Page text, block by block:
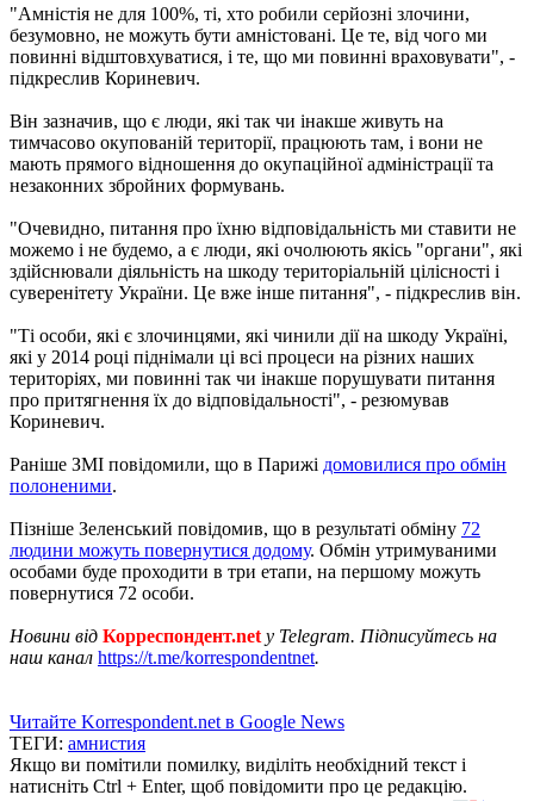
"Амністія не для 100%, ті, хто робили серйозні злочини,
безумовно, не можуть бути амністовані. Це те, від чого ми
повинні відштовхуватися, і те, що ми повинні враховувати", -
підкреслив Кориневич.
Він зазначив, що є люди, які так чи інакше живуть на
тимчасово окупованій території, працюють там, і вони не
мають прямого відношення до окупаційної адміністрації та
незаконних збройних формувань.
"Очевидно, питання про їхню відповідальність ми ставити не
можемо і не будемо, а є люди, які очолюють якісь "органи", які
здійснювали діяльність на шкоду територіальній цілісності і
суверенітету України. Це вже інше питання", - підкреслив він.
"Ті особи, які є злочинцями, які чинили дії на шкоду Україні,
які у 2014 році піднімали ці всі процеси на різних наших
територіях, ми повинні так чи інакше порушувати питання
про притягнення їх до відповідальності", - резюмував
Кориневич.
Раніше ЗМІ повідомили, що в Парижі домовилися про обмін
полоненими.
Пізніше Зеленський повідомив, що в результаті обміну 72
людини можуть повернутися додому. Обмін утримуваними
особами буде проходити в три етапи, на першому можуть
повернутися 72 особи.
Новини від Корреспондент.net у Telegram. Підписуйтесь на
наш канал https://t.me/korrespondentnet.
Читайте Korrespondent.net в Google News
ТЕГИ: амнистия
Якщо ви помітили помилку, виділіть необхідний текст і
натисніть Ctrl + Enter, щоб повідомити про це редакцію.